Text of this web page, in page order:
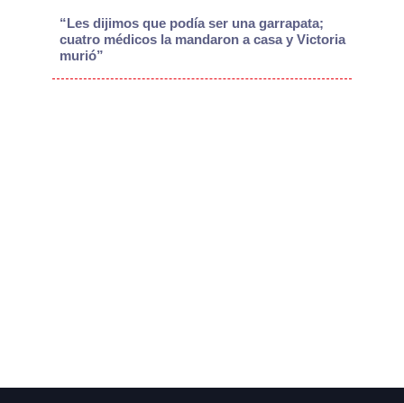
“Les dijimos que podía ser una garrapata;
cuatro médicos la mandaron a casa y Victoria
murió”